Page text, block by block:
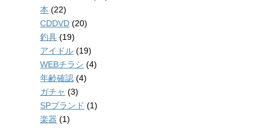
本 (22)
CDDVD (20)
釣具 (19)
アイドル (19)
WEBチラシ (4)
年齢確認 (4)
ガチャ (3)
SPブランド (1)
楽器 (1)